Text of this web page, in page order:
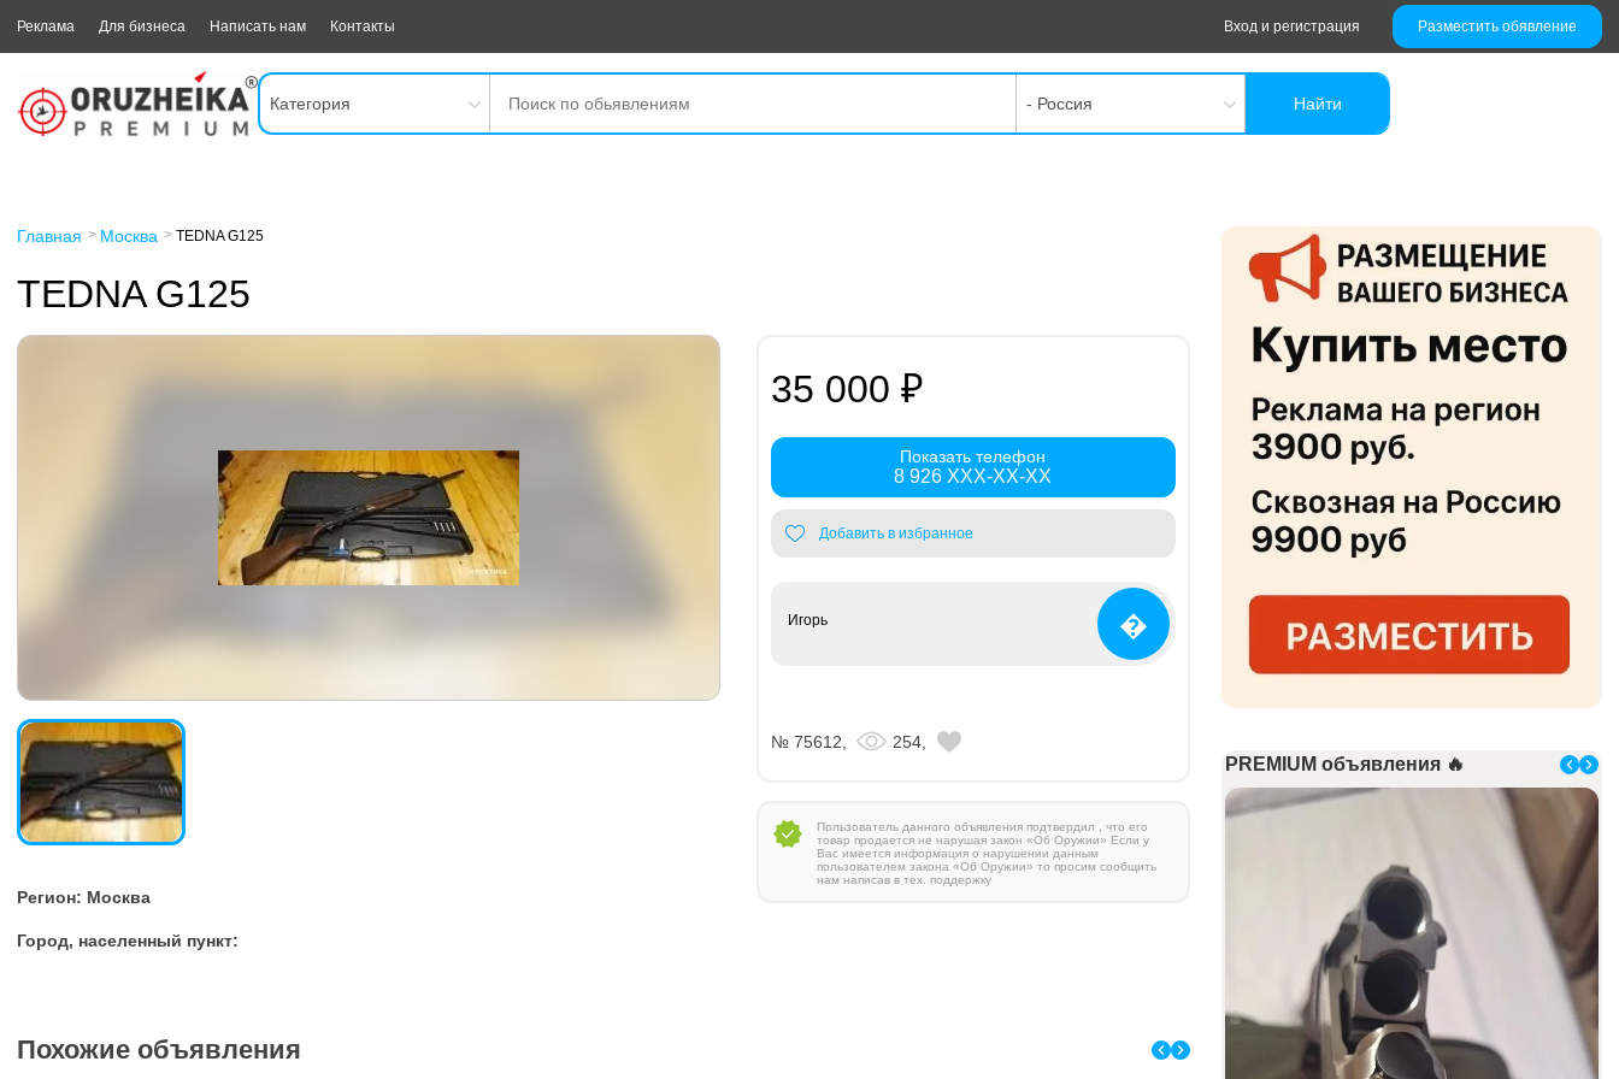
Реклама Для бизнеса Написать нам Контакты Вход и регистрация Разместить обявление
Категория - Россия Найти
Главная Москва TEDNA G125
TEDNA G125
Регион: Москва
Город, населенный пункт:
35 000 ₽
Показать телефон
8 926 XXX-XX-XX
Добавить в избранное
Игорь �
№ 75612, 254,
Пользователь данного объявления подтвердил , что его
товар продается не нарушая закон «Об Оружии» Если у
Вас имеется информация о нарушении данным
пользователем закона «Об Оружии» то просим сообщить
нам написав в тех. поддержку
Похожие объявления
PREMIUM объявления 🔥